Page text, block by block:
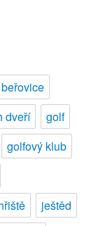
beřovice
dveří
golf
golfový klub
ještěd